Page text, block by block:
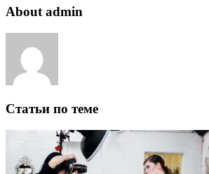
About admin
Статьи по теме